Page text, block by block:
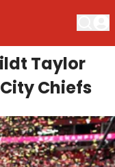
Taylor
Chiefs